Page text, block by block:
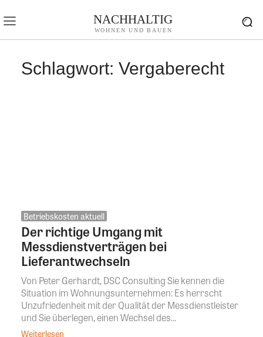
NACHHALTIG
WOHNEN UND BAUEN
Schlagwort: Vergaberecht
Betriebskosten aktuell
Der richtige Umgang mit
Messdienstverträgen bei
Lieferantwechseln
Von Peter Gerhardt, DSC Consulting Sie kennen die
Situation im Wohnungsunternehmen: Es herrscht
Unzufriedenheit mit der Qualität der Messdienstleister
und Sie überlegen, einen Wechsel des...
Weiterlesen